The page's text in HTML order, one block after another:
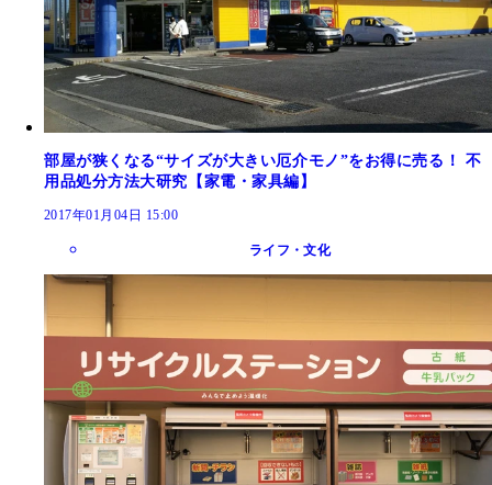
部屋が狭くなる“サイズが大きい厄介モノ”をお得に売る！ 不
用品処分方法大研究【家電・家具編】
2017年01月04日 15:00
ライフ・文化